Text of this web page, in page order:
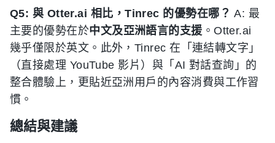
Q5: 與 Otter.ai 相比，Tinrec 的優勢在哪？ A: 最
主要的優勢在於中文及亞洲語言的支援 。Otter.ai
幾乎僅限於英文。此外，Tinrec 在「連結轉文字」
（直接處理 YouTube 影片）與「AI 對話查詢」的
整合體驗上，更貼近亞洲用戶的內容消費與工作習
慣。
總結與建議